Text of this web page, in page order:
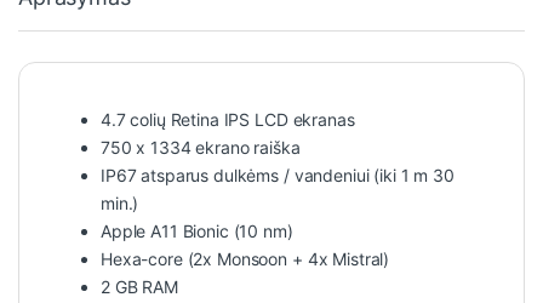
4.7 colių Retina IPS LCD ekranas
750 x 1334 ekrano raiška
IP67 atsparus dulkėms / vandeniui (iki 1 m 30
min.)
Apple A11 Bionic (10 nm)
Hexa-core (2x Monsoon + 4x Mistral)
2 GB RAM